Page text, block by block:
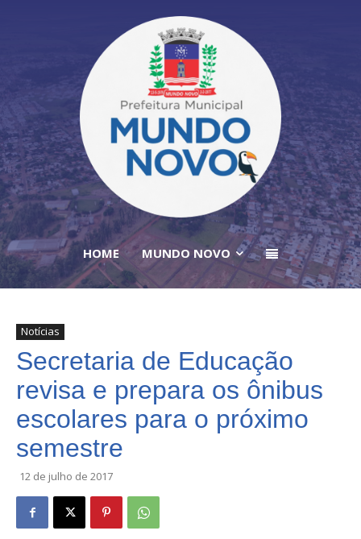
HOME MUNDO NOVO
Notícias
Secretaria de Educação
revisa e prepara os ônibus
escolares para o próximo
semestre
12 de julho de 2017